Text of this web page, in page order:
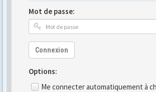
Mot de passe:
Connexion
Options:
Me connecter automatiquement à